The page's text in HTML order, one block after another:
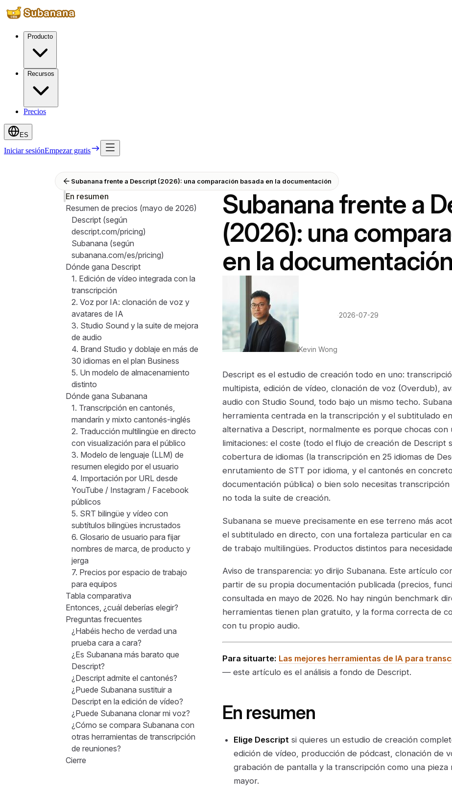
Producto
Recursos
Precios
ES
Iniciar sesiónEmpezar gratis
Subanana frente a Descript (2026): una comparación basada en la documentación
En resumen
Resumen de precios (mayo de 2026)
Descript (según
descript.com/pricing)
Subanana (según
subanana.com/es/pricing)
Dónde gana Descript
1. Edición de vídeo integrada con la
transcripción
2. Voz por IA: clonación de voz y
avatares de IA
3. Studio Sound y la suite de mejora
de audio
4. Brand Studio y doblaje en más de
30 idiomas en el plan Business
5. Un modelo de almacenamiento
distinto
Dónde gana Subanana
1. Transcripción en cantonés,
mandarín y mixto cantonés-inglés
2. Traducción multilingüe en directo
con visualización para el público
3. Modelo de lenguaje (LLM) de
resumen elegido por el usuario
4. Importación por URL desde
YouTube / Instagram / Facebook
públicos
5. SRT bilingüe y vídeo con
subtítulos bilingües incrustados
6. Glosario de usuario para fijar
nombres de marca, de producto y
jerga
7. Precios por espacio de trabajo
para equipos
Tabla comparativa
Entonces, ¿cuál deberías elegir?
Preguntas frecuentes
¿Habéis hecho de verdad una
prueba cara a cara?
¿Es Subanana más barato que
Descript?
¿Descript admite el cantonés?
¿Puede Subanana sustituir a
Descript en la edición de vídeo?
¿Puede Subanana clonar mi voz?
¿Cómo se compara Subanana con
otras herramientas de transcripción
de reuniones?
Cierre
Subanana frente a
(2026): una
en la documentación
Kevin Wong
·2026-07-29
Descript es el estudio de creación todo en uno:
multipista, edición de vídeo, clonación de voz (Overdub),
audio con Studio Sound, todo bajo un mismo techo.
herramienta centrada en la transcripción y el subtitulado
alternativa a Descript, normalmente es porque chocas con
limitaciones: el coste (todo el flujo de creación de Descript
cobertura de idiomas (la transcripción en 25 idiomas de
enrutamiento de STT por idioma, y el cantonés en
documentación pública) o bien solo necesitas
no toda la suite de creación.
Subanana se mueve precisamente en ese terreno más
el subtitulado en directo, con una fortaleza particular en
de trabajo multilingües. Productos distintos para
Aviso de transparencia: yo dirijo Subanana. Este artículo
partir de su propia documentación publicada (precios,
consultada en mayo de 2026. No hay ningún benchmark
herramientas tienen plan gratuito, y la forma correcta de
con tu propio audio.
Para situarte: Las mejores herramientas de IA para
— este artículo es el análisis a fondo de Descript.
En resumen
Elige Descript si quieres un estudio de creación
edición de vídeo, producción de pódcast, clonación de
grabación de pantalla y la transcripción como una pieza
mayor.